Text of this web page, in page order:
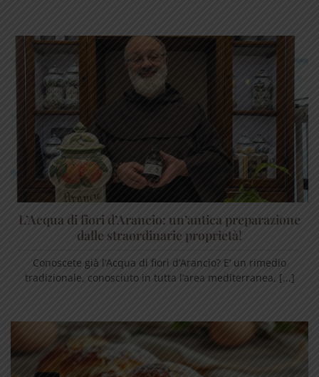
L’Acqua di fiori d’Arancio: un’antica preparazione
dalle straordinarie proprietà!
Conoscete già l’Acqua di fiori d’Arancio? E’ un rimedio
tradizionale, conosciuto in tutta l’area mediterranea, [...]